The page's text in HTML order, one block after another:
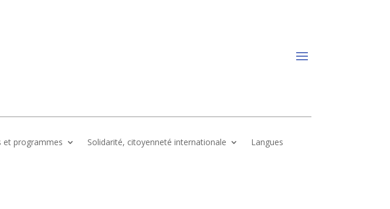
et programmes Solidarité, citoyenneté internationale
Langues